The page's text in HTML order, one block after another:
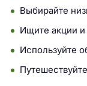
Выбирайте
Ищите акции
Используйте